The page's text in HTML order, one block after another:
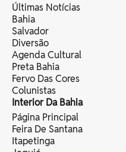
Últimas Notícias
Bahia
Salvador
Diversão
Agenda Cultural
Preta Bahia
Fervo Das Cores
Colunistas
Interior Da Bahia
Página Principal
Feira De Santana
Itapetinga